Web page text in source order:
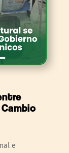
e